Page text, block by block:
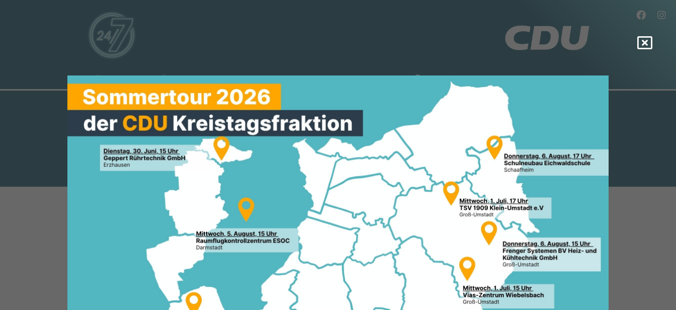
Aktuelles Über uns Vereinigungen Arbeitskreise Mitmachen
KOOPERATION SETZT SICH FÜR BESSERE
VEREINBARKEIT VON FAMILIE UND BERUF EIN
CDU, ALW-GRÜNE und FDP wollen längere Kita-Öffnungszeiten an bis zu drei Standorten ermöglichen
Die Kooperationsfraktionen von CDU, ALW-GRÜNE und FDP in der
Weiterstädter Stadtverordnetenversammlung wollen Familien künftig
wieder mehr Flexibilität bei der Kinderbetreuung ermöglichen. In einem
gemeinsamen Antrag, der auch intensiv im HFSK-Ausschuss am 15.
Juni 2026 beraten wurde, fordern sie den Magistrat auf, ein Konzept
für verlängerte Öffnungszeiten an bis zu drei Betreuungseinrichtungen
im Stadtgebiet zu erarbeiten.
20.06.2026, 12:20 Uhr
Quelle:
CDU Stadtverband Weiterstadt